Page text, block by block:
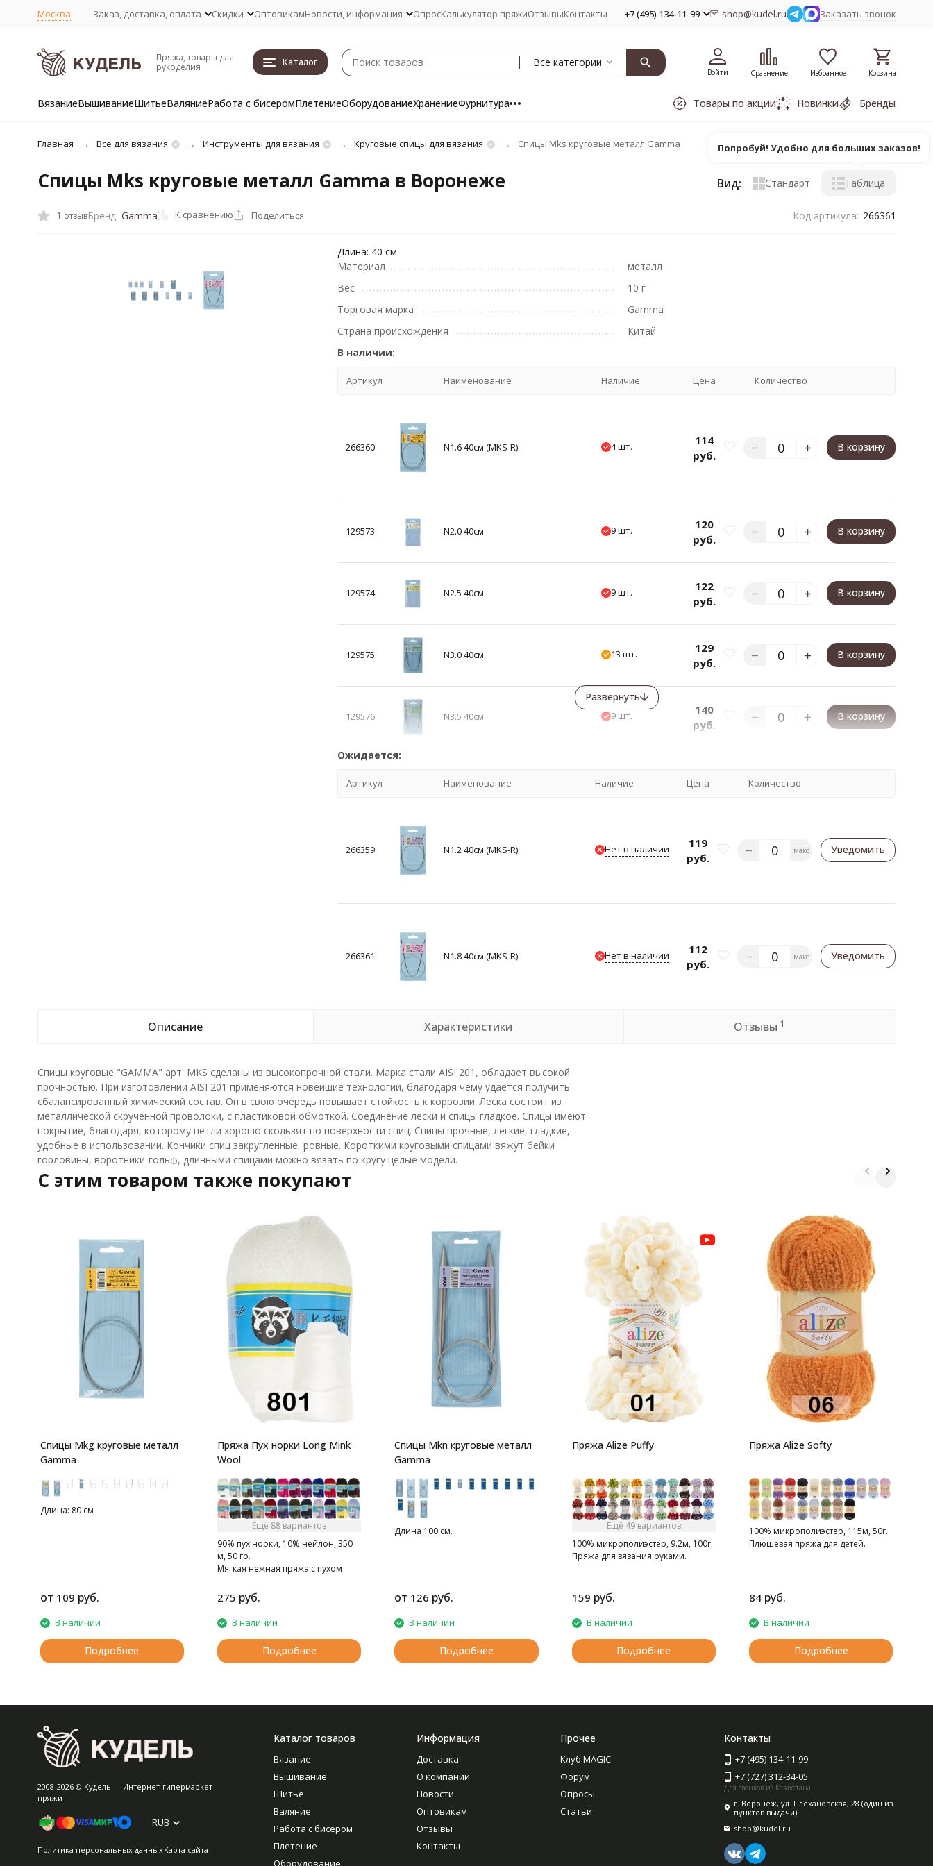
Москва Заказ, доставка, оплата Скидки ОптовикамНовости, информация ОпросКалькулятор пряжиОтзывыКонтакты +7 (495) 134-11-99 shop@kudel.ru Заказать звонок
Пряжа, товары для
рукоделия
Каталог Все категории
Войти Сравнение Избранное Корзина
ВязаниеВышиваниеШитьеВаляниеРабота с бисеромПлетениеОборудованиеХранениеФурнитура Товары по акции Новинки Бренды
Главная Все для вязания Инструменты для вязания Круговые спицы для вязания Спицы Mks круговые металл Gamma
Спицы Mks круговые металл Gamma в Воронеже Вид: Стандарт Таблица
1 отзывБренд: Gamma К сравнению Поделиться Код артикула: 266361
Длина: 40 см
Материал
металл
Вес
10 г
Торговая марка
Gamma
Страна происхождения
Китай
В наличии:
Артикул Наименование Наличие Цена Количество
266360 N1.6 40см (MKS-R) 4 шт.
114
руб.
В корзину
129573 N2.0 40см 9 шт.
120
руб.
В корзину
129574 N2.5 40см 9 шт.
122
руб.
В корзину
129575 N3.0 40см 13 шт.
129
руб.
В корзину
129576 N3.5 40см 9 шт.
140
руб.
В корзину
Развернуть
Ожидается:
Артикул Наименование Наличие Цена Количество
266359 N1.2 40см (MKS-R) Нет в наличии
119
руб.
макс Уведомить
266361 N1.8 40см (MKS-R) Нет в наличии
112
руб.
макс Уведомить
Описание Характеристики Отзывы 1
Спицы круговые "GAMMA" арт. MKS сделаны из высокопрочной стали. Марка стали AISI 201, обладает высокой
прочностью. При изготовлении AISI 201 применяются новейшие технологии, благодаря чему удается получить
сбалансированный химический состав. Он в свою очередь повышает стойкость к коррозии. Леска состоит из
металлической скрученной проволоки, с пластиковой обмоткой. Соединение лески и спицы гладкое. Спицы имеют
покрытие, благодаря, которому петли хорошо скользят по поверхности спиц. Спицы прочные, легкие, гладкие,
удобные в использовании. Кончики спиц закругленные, ровные. Короткими круговыми спицами вяжут бейки
горловины, воротники-гольф, длинными спицами можно вязать по кругу целые модели.
C этим товаром также покупают
Спицы Mkg круговые металл
Gamma
Длина: 80 см
от 109 руб.
В наличии
Подробнее
Пряжа Пух норки Long Mink
Wool
Ещё 88 вариантов
90% пух норки, 10% нейлон, 350
м, 50 гр.
Мягкая нежная пряжа с пухом
275 руб.
В наличии
Подробнее
Спицы Mkn круговые металл
Gamma
Длина 100 см.
от 126 руб.
В наличии
Подробнее
Пряжа Alize Puffy
Ещё 49 вариантов
100% микрополиэстер, 9.2м, 100г.
Пряжа для вязания руками.
159 руб.
В наличии
Подробнее
Пряжа Alize Softy
100% микрополиэстер, 115м, 50г.
Плюшевая пряжа для детей.
84 руб.
В наличии
Подробнее
2008-2026 © Кудель — Интернет-гипермаркет
пряжи
RUB
Политика персональных данныхКарта сайта
Каталог товаров
Вязание
Вышивание
Шитье
Валяние
Работа с бисером
Плетение
Оборудование
Информация
Доставка
О компании
Новости
Оптовикам
Отзывы
Контакты
Прочее
Клуб MAGIC
Форум
Опросы
Статьи
Контакты
+7 (495) 134-11-99
+7 (727) 312-34-05
Для звонков из Казахстана
г. Воронеж, ул. Плехановская, 28 (один из
пунктов выдачи)
shop@kudel.ru
Попробуй! Удобно для больших заказов!